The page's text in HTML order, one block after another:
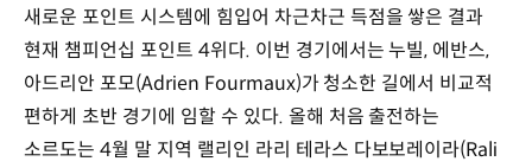
새로운 포인트 시스템에 힘입어 차근차근 득점을 쌓은 결과
현재 챔피언십 포인트 4위다. 이번 경기에서는 누빌, 에반스,
아드리안 포모(Adrien Fourmaux)가 청소한 길에서 비교적
편하게 초반 경기에 임할 수 있다. 올해 처음 출전하는
소르도는 4월 말 지역 랠리인 라리 테라스 다보보레이라(Rali